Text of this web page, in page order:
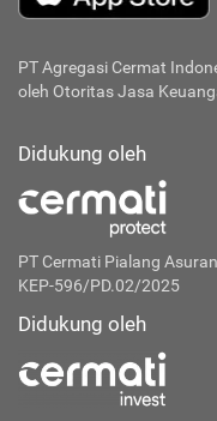
PT Agregasi Cermat
oleh Otoritas Jasa
Didukung oleh
PT Cermati Pialang
KEP-596/PD.02/2025
Didukung oleh